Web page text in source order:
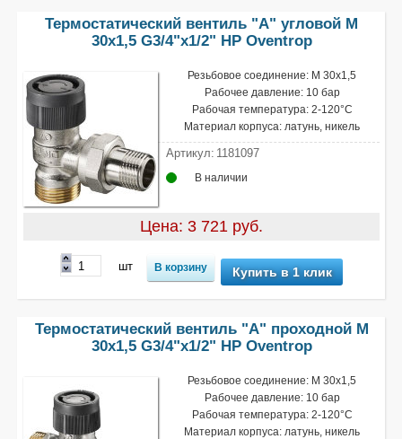
Термостатический вентиль "A" угловой М
30х1,5 G3/4"х1/2" НР Oventrop
Резьбовое соединение: М 30х1,5
Рабочее давление: 10 бар
Рабочая температура: 2-120°С
Материал корпуса: латунь, никель
Артикул: 1181097
В наличии
Цена: 3 721 руб.
шт Купить в 1 клик
Термостатический вентиль "A" проходной М
30х1,5 G3/4"х1/2" НР Oventrop
Резьбовое соединение: М 30х1,5
Рабочее давление: 10 бар
Рабочая температура: 2-120°С
Материал корпуса: латунь, никель